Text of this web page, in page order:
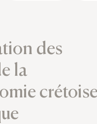
des
la
crétoise